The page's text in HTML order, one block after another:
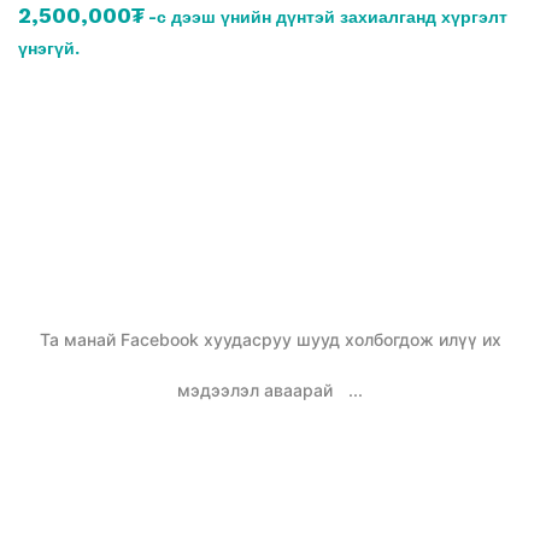
2,500,000₮ -с дээш үнийн дүнтэй захиалганд хүргэлт
үнэгүй.
Та манай Facebook хуудасруу шууд холбогдож илүү их
мэдээлэл аваарай ...